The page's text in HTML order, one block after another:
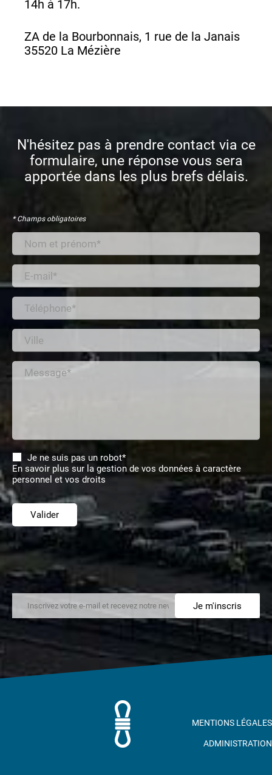
14h à 17h.
ZA de la Bourbonnais, 1 rue de la Janais
35520 La Mézière
N'hésitez pas à prendre contact via ce
formulaire, une réponse vous sera
apportée dans les plus brefs délais.
* Champs obligatoires
Nom et prénom*
E-mail*
Téléphone*
Ville
Message*
Je ne suis pas un robot*
En savoir plus sur la gestion de vos données à caractère
personnel et vos droits
Valider
Je m'inscris
MENTIONS LÉGALES
ADMINISTRATION